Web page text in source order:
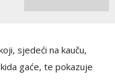
sjedeći na kauču,
gaće, te pokazuje